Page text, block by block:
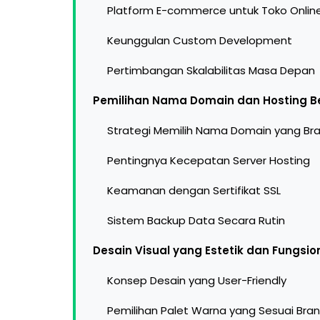
Platform E-commerce untuk Toko
Keunggulan Custom Development
Pertimbangan Skalabilitas Masa Depan
Pemilihan Nama Domain dan Hosting
Strategi Memilih Nama Domain yang
Pentingnya Kecepatan Server Hosting
Keamanan dengan Sertifikat SSL
Sistem Backup Data Secara Rutin
Desain Visual yang Estetik dan
Konsep Desain yang User-Friendly
Pemilihan Palet Warna yang Sesuai